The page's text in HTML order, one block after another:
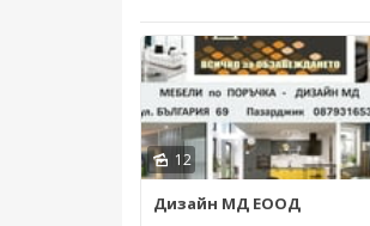
12
Дизайн МД ЕООД